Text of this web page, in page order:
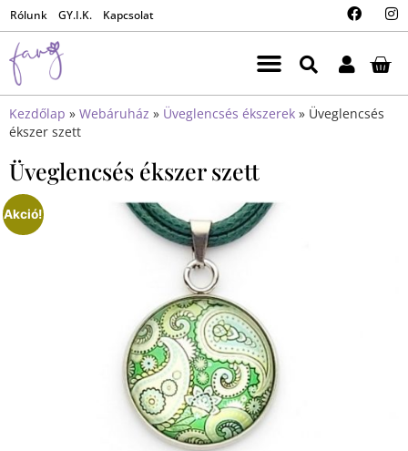
Rólunk GY.I.K. Kapcsolat
Kezdőlap » Webáruház » Üveglencsés ékszerek » Üveglencsés
ékszer szett
Üveglencsés ékszer szett
Akció!